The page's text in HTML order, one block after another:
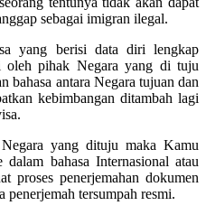
sebagai imigran ilegal.
yang berisi data diri lengkap
pihak Negara yang di tuju
bahasa antara Negara tujuan dan
kebimbangan ditambah lagi
yang dituju maka Kamu
bahasa Internasional atau
proses penerjemahan dokumen
penerjemah tersumpah resmi.